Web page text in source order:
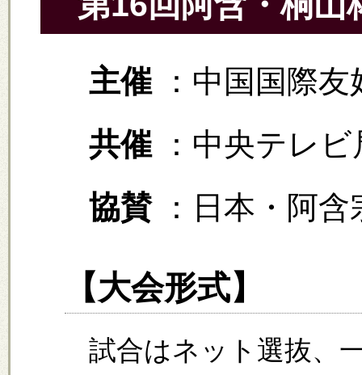
主催
：中国国際
共催 ：中央テレビ
協賛：日本・阿含
【大会形式】
試合はネット選抜、